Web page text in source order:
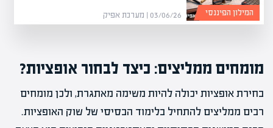
03/06/26 | מערכת אפיק המילון הפיננסי
מומחים ממליצים: כיצד לבחור אופציות?
בחירת אופציות יכולה להיות משימה מאתגרת, ולכן מומחים
רבים ממליצים להתחיל בלימוד הבסיסי של שוק האופציות.